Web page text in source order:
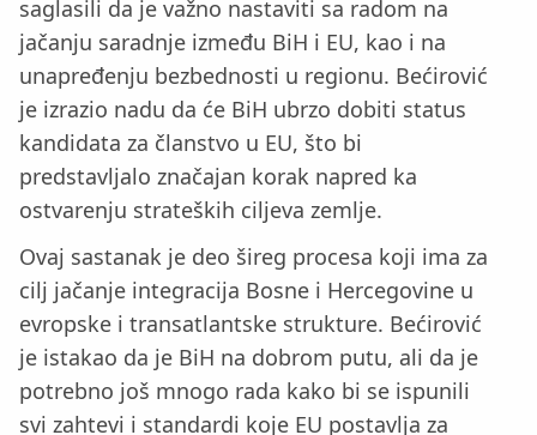
saglasili da je važno nastaviti sa radom na
jačanju saradnje između BiH i EU, kao i na
unapređenju bezbednosti u regionu. Bećirović
je izrazio nadu da će BiH ubrzo dobiti status
kandidata za članstvo u EU, što bi
predstavljalo značajan korak napred ka
ostvarenju strateških ciljeva zemlje.
Ovaj sastanak je deo šireg procesa koji ima za
cilj jačanje integracija Bosne i Hercegovine u
evropske i transatlantske strukture. Bećirović
je istakao da je BiH na dobrom putu, ali da je
potrebno još mnogo rada kako bi se ispunili
svi zahtevi i standardi koje EU postavlja za